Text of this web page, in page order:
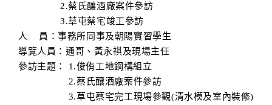
2.蔡氏釀酒廠案件參訪
3.草屯蔡宅竣工參訪
人 員：事務所同事及朝陽實習學生
導覽人員：通哥、黃永祺及現場主任
參訪主題： 1.俊侑工地鋼構組立
2.蔡氏釀酒廠案件參訪
3.草屯蔡宅完工現場參觀(清水模及室內裝修)